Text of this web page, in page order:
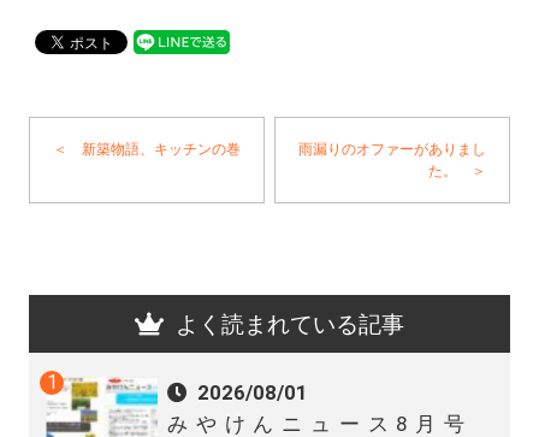
＜ 新築物語、キッチンの巻
雨漏りのオファーがありまし
た。 ＞
よく読まれている記事
2026/08/01
みやけんニュース8月号